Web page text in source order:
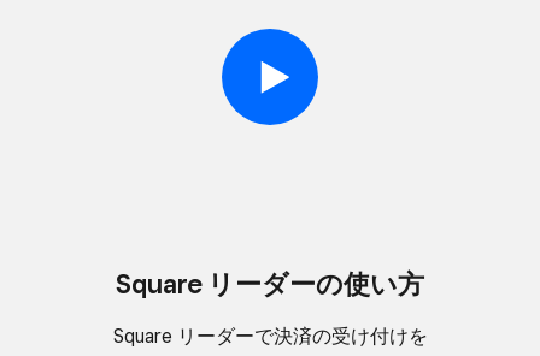
Square リーダーの​使い方
Square リーダーで​決済の​受け付けを​